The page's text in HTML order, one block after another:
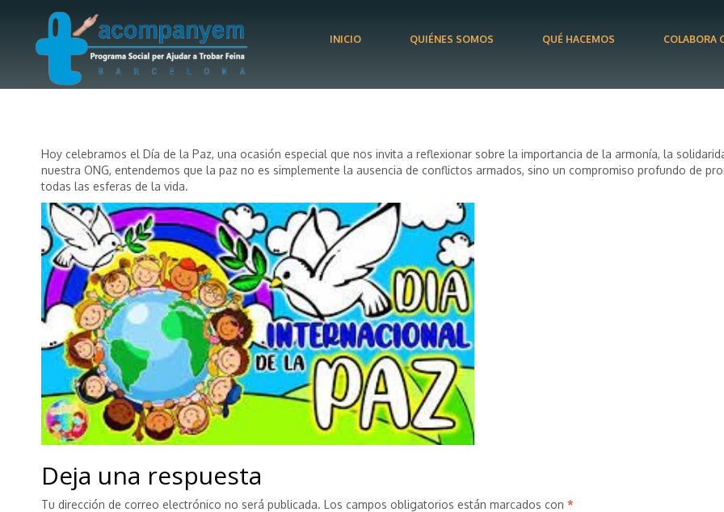
INICIO QUIÉNES SOMOS QUÉ HACEMOS COLABORA
Hoy celebramos el Día de la Paz, una ocasión especial que nos invita a reflexionar sobre la importancia de la armonía, la
nuestra ONG, entendemos que la paz no es simplemente la ausencia de conflictos armados, sino un compromiso profundo de
todas las esferas de la vida.
Deja una respuesta
Tu dirección de correo electrónico no será publicada. Los campos obligatorios están marcados con *